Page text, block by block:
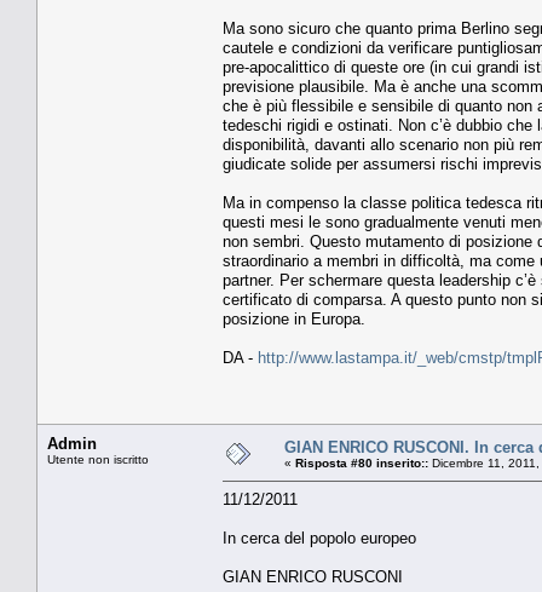
Ma sono sicuro che quanto prima Berlino
cautele e condizioni da verificare
pre-apocalittico di queste ore (in cui grandi
previsione plausibile. Ma è anche una
che è più flessibile e sensibile di quanto non
tedeschi rigidi e ostinati. Non c’è dubbio
disponibilità, davanti allo scenario non più
giudicate solide per assumersi rischi
Ma in compenso la classe politica tedesca
questi mesi le sono gradualmente venuti
non sembri. Questo mutamento di
straordinario a membri in difficoltà, ma
partner. Per schermare questa leadership
certificato di comparsa. A questo punto non
posizione in Europa.
DA - http://www.lastampa.it/_web/cmstp/
Admin
Utente non iscritto
GIAN ENRICO RUSCONI. In
« Risposta #80 inserito:: Dicembre 11,
11/12/2011
In cerca del popolo europeo
GIAN ENRICO RUSCONI